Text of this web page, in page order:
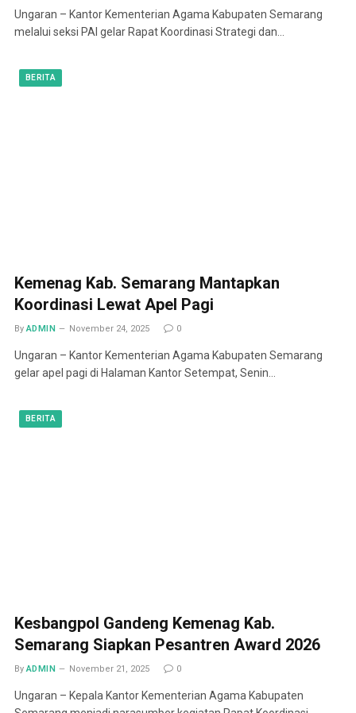
Ungaran – Kantor Kementerian Agama Kabupaten Semarang
melalui seksi PAI gelar Rapat Koordinasi Strategi dan…
BERITA
Kemenag Kab. Semarang Mantapkan
Koordinasi Lewat Apel Pagi
By ADMIN November 24, 2025 0
Ungaran – Kantor Kementerian Agama Kabupaten Semarang
gelar apel pagi di Halaman Kantor Setempat, Senin…
BERITA
Kesbangpol Gandeng Kemenag Kab.
Semarang Siapkan Pesantren Award 2026
By ADMIN November 21, 2025 0
Ungaran – Kepala Kantor Kementerian Agama Kabupaten